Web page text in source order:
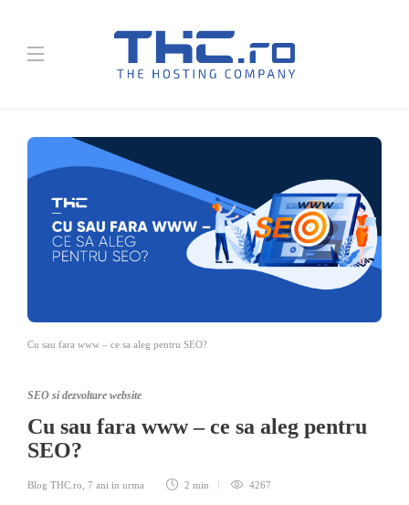
Cu sau fara www – ce sa aleg pentru SEO?
SEO si dezvoltare website
Cu sau fara www – ce sa aleg pentru
SEO?
Blog THC.ro 7 ani in urma 2 min 4267